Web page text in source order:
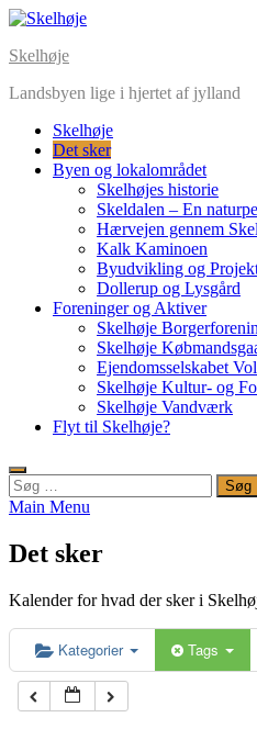
Skip
content
Skelhøje
Landsbyen lige i hjertet af jylland
Skelhøje
Det sker
Byen og lokalområdet
Skelhøjes historie
Skeldalen – En
Hærvejen gennem
Kalk Kaminoen
Byudvikling og
Dollerup og Lysgård
Foreninger og Aktiver
Skelhøje
Skelhøje
Ejendomsselskabet
Skelhøje Kultur- og
Skelhøje Vandværk
Flyt til Skelhøje?
Søg
efter:
Main Menu
Det sker
Kalender for hvad der sker i
Kategorier Tags